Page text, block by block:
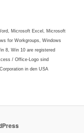
Microsoft Excel, Microsoft
for Workgroups, Windows
8, Win 10 are registered
/ Office-Logo sind
in den USA